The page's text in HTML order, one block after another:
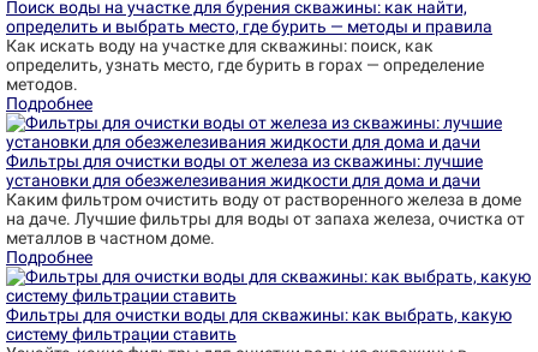
Поиск воды на участке для бурения скважины: как найти,
определить и выбрать место, где бурить — методы и правила
Как искать воду на участке для скважины: поиск, как
определить, узнать место, где бурить в горах — определение
методов.
Подробнее
Фильтры для очистки воды от железа из скважины: лучшие
установки для обезжелезивания жидкости для дома и дачи
Каким фильтром очистить воду от растворенного железа в доме
на даче. Лучшие фильтры для воды от запаха железа, очистка от
металлов в частном доме.
Подробнее
Фильтры для очистки воды для скважины: как выбрать, какую
систему фильтрации ставить